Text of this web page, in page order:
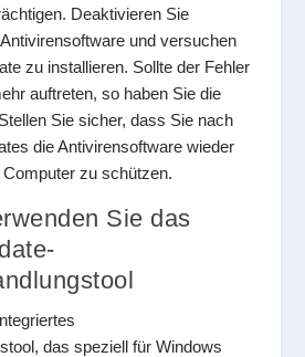
Deaktivieren Sie
und versuchen
zu installieren. Sollte der Fehler
auftreten, so haben Sie die
Sie sicher, dass Sie nach
die Antivirensoftware wieder
zu schützen.
Sie das
das speziell für Windows